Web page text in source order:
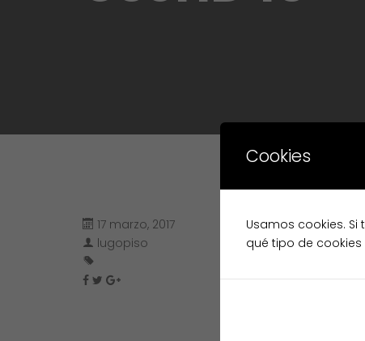
17 marzo, 2017
lugopiso
Cookies
Usamos cookies.
qué tipo de cookies